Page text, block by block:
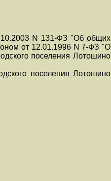
N 131-ФЗ "Об общих
от 12.01.1996 N 7-ФЗ "О
поселения Лотошино
поселения Лотошино